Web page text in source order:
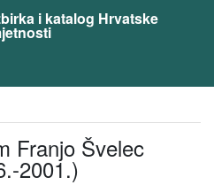
i katalog Hrvatske
Franjo Švelec
2001.)